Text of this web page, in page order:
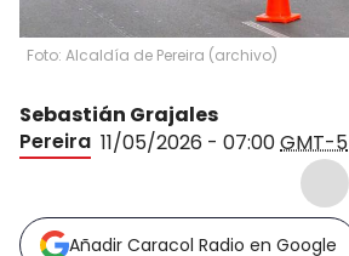
Foto: Alcaldía de Pereira (archivo)
Sebastián Grajales
Pereira 11/05/2026 - 07:00GMT-5
Añadir Caracol Radio en Google